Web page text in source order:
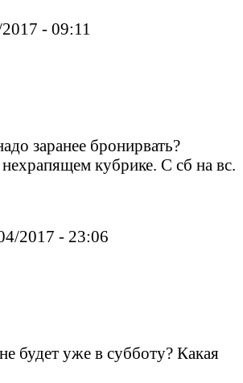
- 09:11
заранее бронирвать?
кубрике. С сб на вс.
2017 - 23:06
будет уже в субботу? Какая